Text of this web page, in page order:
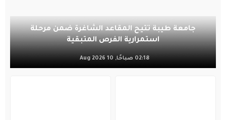
جامعة طيبة تتيح المقاعد الشاغرة ضمن مرحلة
استمرارية الفرص المتبقية
02:18 صباحًا, 10 Aug 2026